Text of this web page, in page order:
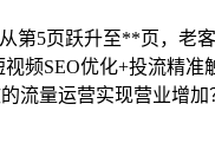
5页跃升至**页，老客
频SEO优化+投流精准
流量运营实现营业增